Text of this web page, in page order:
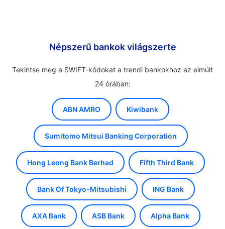
Népszerű bankok világszerte
Tekintse meg a SWIFT-kódokat a trendi bankokhoz az elmúlt
24 órában:
ABN AMRO Kiwibank
Sumitomo Mitsui Banking Corporation
Hong Leong Bank Berhad Fifth Third Bank
Bank Of Tokyo-Mitsubishi ING Bank
AXA Bank ASB Bank Alpha Bank